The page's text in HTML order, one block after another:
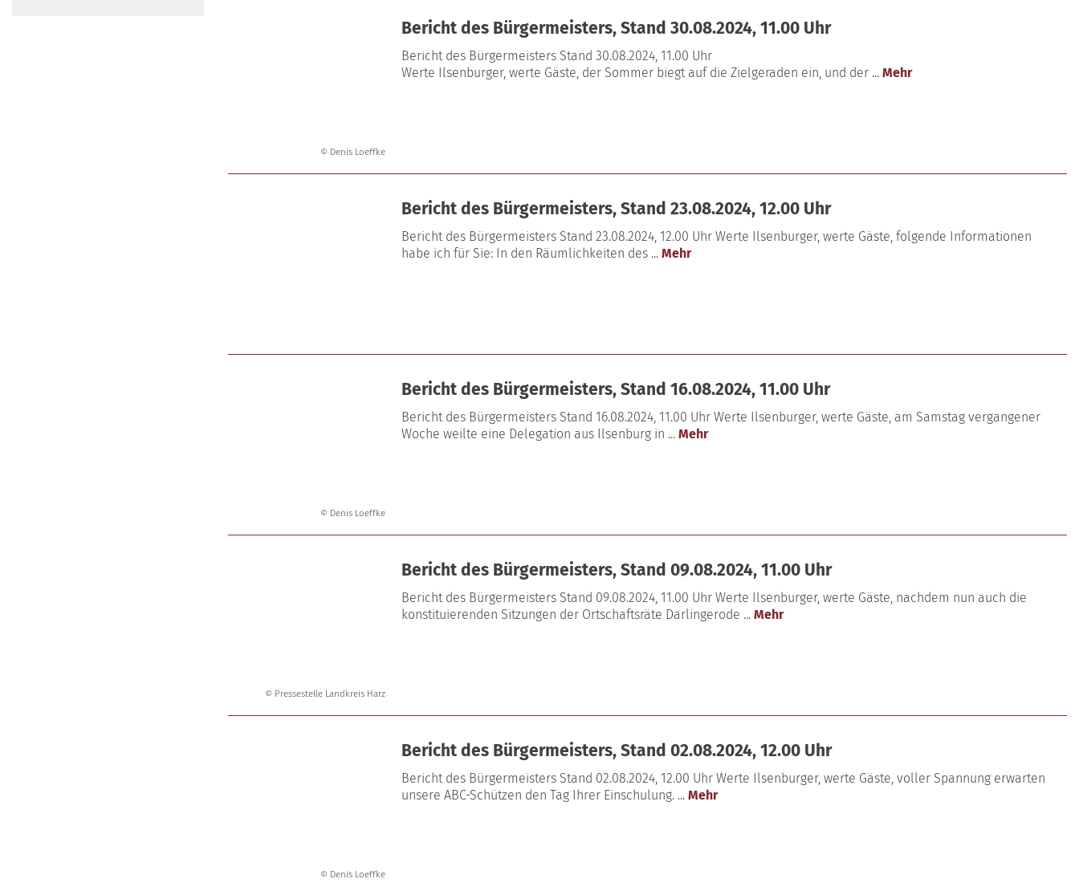
© Denis Loeffke
Bericht des Bürgermeisters, Stand 30.08.2024, 11.00 Uhr
Bericht des Bürgermeisters Stand 30.08.2024, 11.00 Uhr
Werte Ilsenburger, werte Gäste, der Sommer biegt auf die Zielgeraden ein, und der ...Mehr
Bericht des Bürgermeisters, Stand 23.08.2024, 12.00 Uhr
Bericht des Bürgermeisters Stand 23.08.2024, 12.00 Uhr Werte Ilsenburger, werte Gäste, folgende Informationen
habe ich für Sie: In den Räumlichkeiten des ...Mehr
© Denis Loeffke
Bericht des Bürgermeisters, Stand 16.08.2024, 11.00 Uhr
Bericht des Bürgermeisters Stand 16.08.2024, 11.00 Uhr Werte Ilsenburger, werte Gäste, am Samstag vergangener
Woche weilte eine Delegation aus Ilsenburg in ...Mehr
© Pressestelle Landkreis Harz
Bericht des Bürgermeisters, Stand 09.08.2024, 11.00 Uhr
Bericht des Bürgermeisters Stand 09.08.2024, 11.00 Uhr Werte Ilsenburger, werte Gäste, nachdem nun auch die
konstituierenden Sitzungen der Ortschaftsräte Darlingerode ...Mehr
© Denis Loeffke
Bericht des Bürgermeisters, Stand 02.08.2024, 12.00 Uhr
Bericht des Bürgermeisters Stand 02.08.2024, 12.00 Uhr Werte Ilsenburger, werte Gäste, voller Spannung erwarten
unsere ABC-Schützen den Tag Ihrer Einschulung. ...Mehr